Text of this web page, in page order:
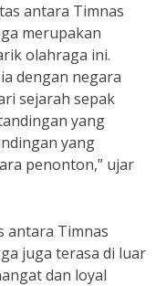
antara Timnas
merupakan
olahraga ini.
dengan negara
sejarah sepak
yang
yang
penonton,” ujar
antara Timnas
juga terasa di luar
dan loyal